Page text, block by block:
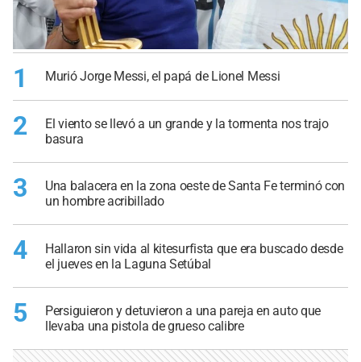
1 Murió Jorge Messi, el papá de Lionel Messi
2
El viento se llevó a un grande y la tormenta nos trajo
basura
3
Una balacera en la zona oeste de Santa Fe terminó con
un hombre acribillado
4
Hallaron sin vida al kitesurfista que era buscado desde
el jueves en la Laguna Setúbal
5
Persiguieron y detuvieron a una pareja en auto que
llevaba una pistola de grueso calibre